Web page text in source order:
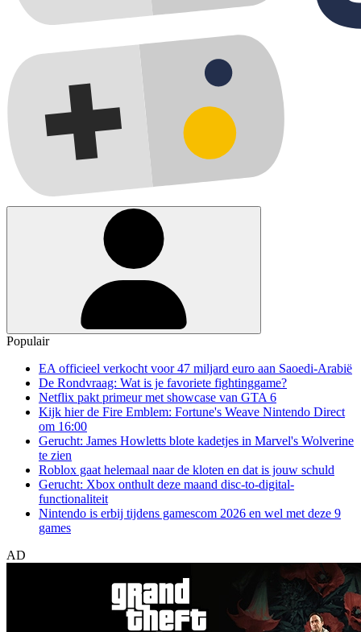
Populair
EA officieel verkocht voor 47 miljard euro aan Saoedi-Arabië
De Rondvraag: Wat is je favoriete fightinggame?
Netflix pakt primeur met showcase van GTA 6
Kijk hier de Fire Emblem: Fortune's Weave Nintendo Direct
om 16:00
Gerucht: James Howletts blote kadetjes in Marvel's Wolverine
te zien
Roblox gaat helemaal naar de kloten en dat is jouw schuld
Gerucht: Xbox onthult deze maand disc-to-digital-
functionaliteit
Nintendo is erbij tijdens gamescom 2026 en wel met deze 9
games
AD